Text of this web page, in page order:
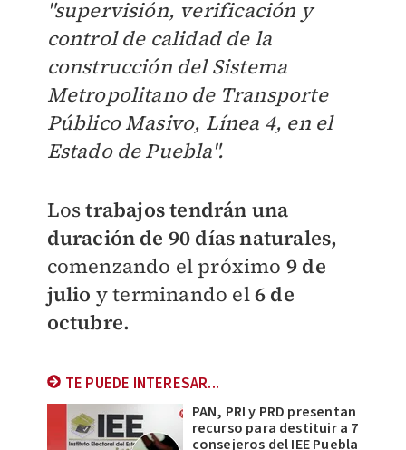
"supervisión, verificación y
control de calidad de la
construcción del Sistema
Metropolitano de Transporte
Público Masivo, Línea 4, en el
Estado de Puebla".
Lostrabajos tendrán una
duración de 90 días naturales,
comenzando el próximo 9 de
julio y terminando el6 de
octubre.
TE PUEDE INTERESAR...
PAN, PRI y PRD presentan
recurso para destituir a 7
consejeros del IEE Puebla